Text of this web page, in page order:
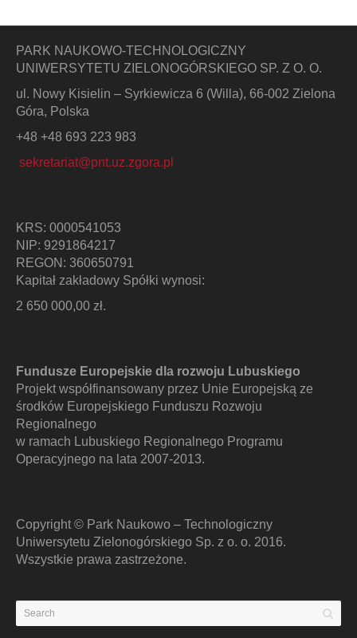
PARK NAUKOWO-TECHNOLOGICZNY
UNIWERSYTETU ZIELONOGÓRSKIEGO SP. Z O. O.
ul. Nowy Kisielin – Syrkiewicza 6 (Willa), 66-002 Zielona
Góra, Polska
+48 +48 693 223 983
sekretariat@pnt.uz.zgora.pl
KRS: 0000541053
NIP: 9291864217
REGON: 360650791
Kapitał zakładowy Spółki wynosi:
2 650 000,00 zł.
Fundusze Europejskie dla rozwoju Lubuskiego
Projekt współfinansowany przez Unie Europejską ze
środków Europejskiego Funduszu Rozwoju
Regionalnego
w ramach Lubuskiego Regionalnego Programu
Operacyjnego na lata 2007-2013.
Copyright © Park Naukowo – Technologiczny
Uniwersytetu Zielonogórskiego Sp. z o. o. 2016.
Wszystkie prawa zastrzeżone.